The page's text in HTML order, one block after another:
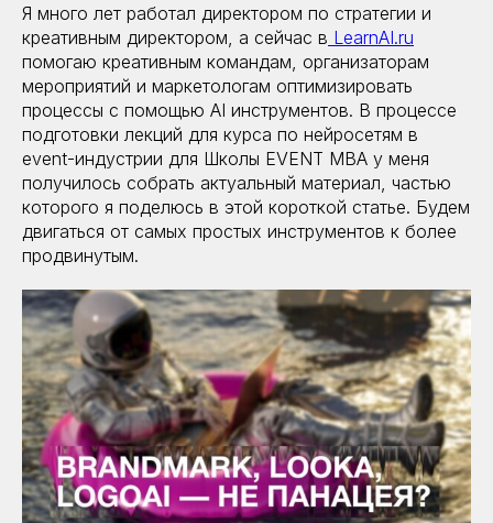
Я много лет работал директором по стратегии и
креативным директором, а сейчас в LearnAI.ru
помогаю креативным командам, организаторам
мероприятий и маркетологам оптимизировать
процессы с помощью AI инструментов. В процессе
подготовки лекций для курса по нейросетям в
event-индустрии для Школы EVENT MBA у меня
получилось собрать актуальный материал, частью
которого я поделюсь в этой короткой статье. Будем
двигаться от самых простых инструментов к более
продвинутым.